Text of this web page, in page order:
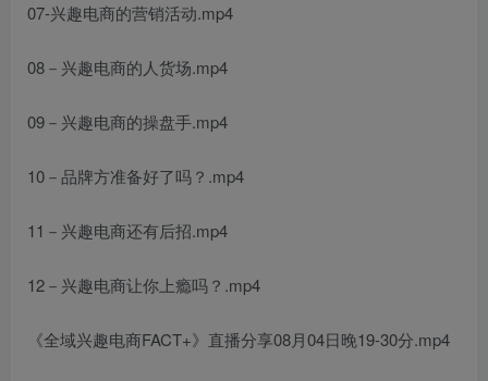
07-兴趣电商的营销活动.mp4
08－兴趣电商的人货场.mp4
09－兴趣电商的操盘手.mp4
10－品牌方准备好了吗？.mp4
11－兴趣电商还有后招.mp4
12－兴趣电商让你上瘾吗？.mp4
《全域兴趣电商FACT+》直播分享08月04日晚19-30分.mp4